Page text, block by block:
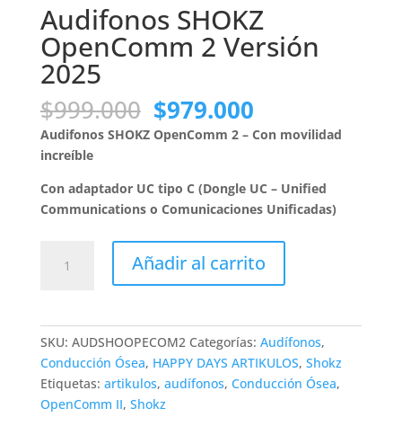
Audifonos SHOKZ
OpenComm 2 Versión
2025
$999.000 El
precio
original
$999.000.
$979.000El
precio
actual
$979.000.
Audifonos SHOKZ OpenComm 2 – Con movilidad
increíble
Con adaptador UC tipo C (Dongle UC – Unified
Communications o Comunicaciones Unificadas)
SHOKZ
cantidad
Añadir al carrito
SKU: AUDSHOOPECOM2 Categorías: Audífonos,
Conducción Ósea, HAPPY DAYS ARTIKULOS, Shokz
Etiquetas: artikulos, audífonos, Conducción Ósea,
OpenComm II, Shokz